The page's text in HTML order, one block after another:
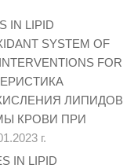
IN LIPID
SYSTEM OF
FOR
ЛИПИДОВ
КРОВИ ПРИ
г.
IN LIPID